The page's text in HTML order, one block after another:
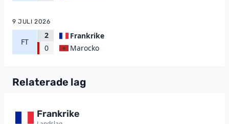
9 JULI 2026
FT
2
0
Frankrike
Marocko
Relaterade lag
Frankrike